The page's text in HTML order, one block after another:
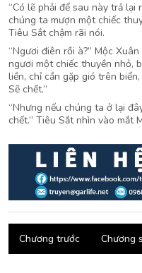
“Có lẽ phải để sau này trả lại
chúng ta mượn một chiếc
Tiêu Sắt chậm rãi nói.
“Ngươi điên rồi à?” Mộc
ngươi một chiếc thuyền nhỏ,
liền, chỉ cần gặp gió trên
Sẽ chết.”
“Nhưng nếu chúng ta ở lại
chết.” Tiêu Sắt nhìn vào mắt
Chương trước Chương